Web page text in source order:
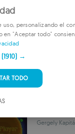
2 Player
Minijuegos
2 Player
Gergely
uso, personalizando el
en "Aceptar todo"
(1910) →
TODO